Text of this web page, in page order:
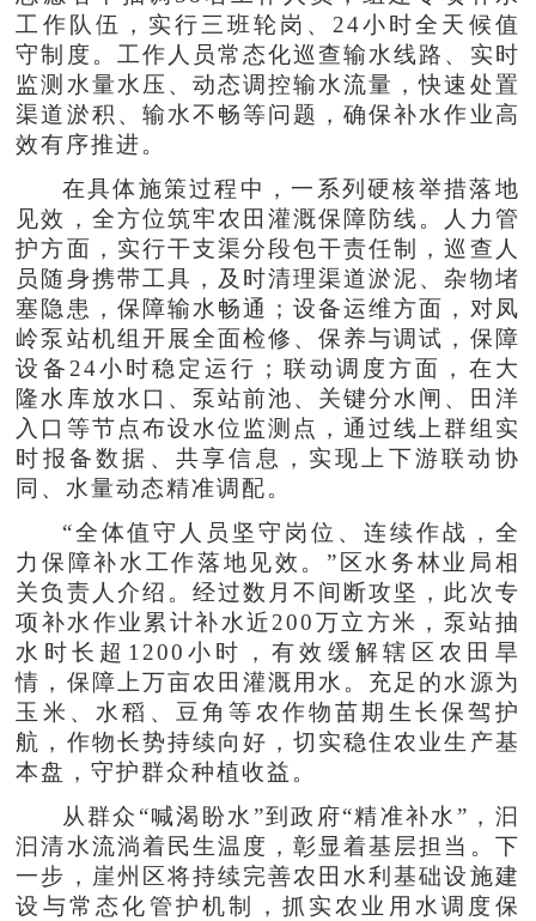
工作队伍，实行三班轮岗、24小时全天候值
守制度。工作人员常态化巡查输水线路、实时
监测水量水压、动态调控输水流量，快速处置
渠道淤积、输水不畅等问题，确保补水作业高
效有序推进。
在具体施策过程中，一系列硬核举措落地
见效，全方位筑牢农田灌溉保障防线。人力管
护方面，实行干支渠分段包干责任制，巡查人
员随身携带工具，及时清理渠道淤泥、杂物堵
塞隐患，保障输水畅通；设备运维方面，对凤
岭泵站机组开展全面检修、保养与调试，保障
设备24小时稳定运行；联动调度方面，在大
隆水库放水口、泵站前池、关键分水闸、田洋
入口等节点布设水位监测点，通过线上群组实
时报备数据、共享信息，实现上下游联动协
同、水量动态精准调配。
“全体值守人员坚守岗位、连续作战，全
力保障补水工作落地见效。”区水务林业局相
关负责人介绍。经过数月不间断攻坚，此次专
项补水作业累计补水近200万立方米，泵站抽
水时长超1200小时，有效缓解辖区农田旱
情，保障上万亩农田灌溉用水。充足的水源为
玉米、水稻、豆角等农作物苗期生长保驾护
航，作物长势持续向好，切实稳住农业生产基
本盘，守护群众种植收益。
从群众“喊渴盼水”到政府“精准补水”，汩
汩清水流淌着民生温度，彰显着基层担当。下
一步，崖州区将持续完善农田水利基础设施建
设与常态化管护机制，抓实农业用水调度保